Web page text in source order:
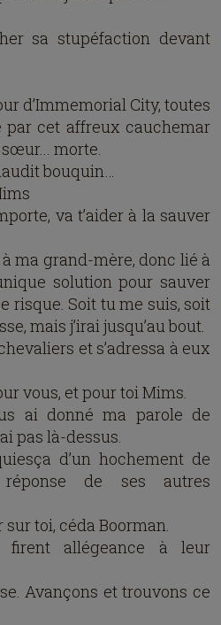
sa stupéfaction devant
d’Immemorial City, toutes
cet affreux cauchemar
morte.
bouquin…
va t’aider à la sauver
ma grand-mère, donc lié à
solution pour sauver
risque. Soit tu me suis, soit
mais j’irai jusqu’au bout.
et s’adressa à eux
vous, et pour toi Mims.
ai donné ma parole de
pas là-dessus.
d’un hochement de
de ses autres
toi, céda Boorman.
firent allégeance à leur
Avançons et trouvons ce